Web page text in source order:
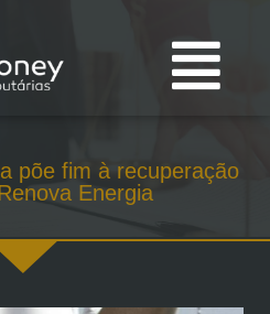
põe fim à recuperação
Energia